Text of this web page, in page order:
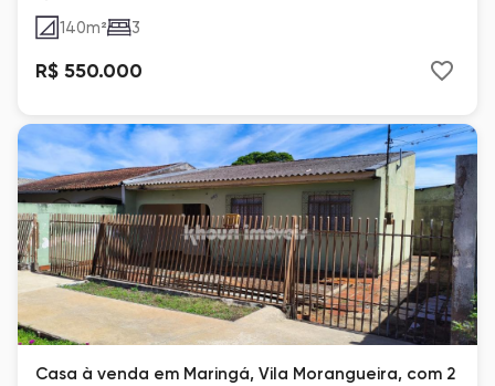
140m² 3
R$ 550.000
Casa à venda em Maringá, Vila Morangueira, com 2